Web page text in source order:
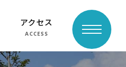
アクセス
ACCESS
toggle
navigation